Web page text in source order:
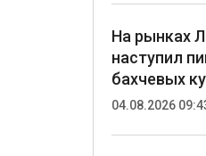
На рынках
наступил
бахчевых
04.08.2026